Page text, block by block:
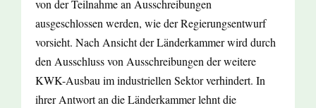
von der Teilnahme an Ausschreibungen
ausgeschlossen werden, wie der Regierungsentwurf
vorsieht. Nach Ansicht der Länderkammer wird durch
den Ausschluss von Ausschreibungen der weitere
KWK-Ausbau im industriellen Sektor verhindert. In
ihrer Antwort an die Länderkammer lehnt die